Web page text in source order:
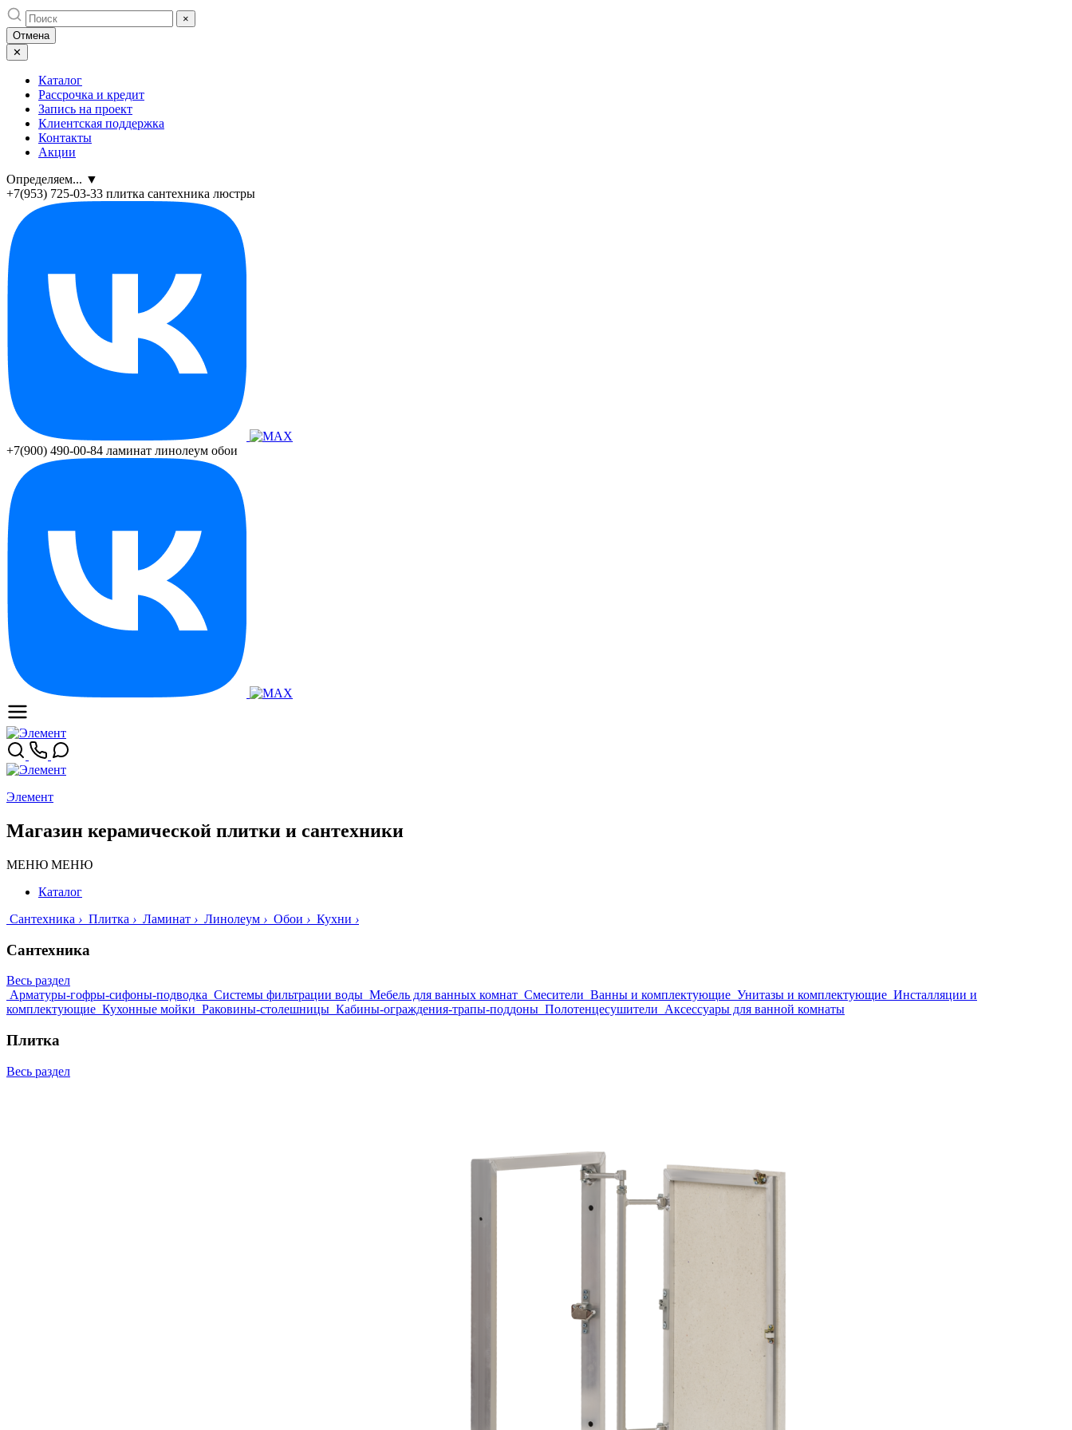
Skip
to
content
×
Отмена
✕
Каталог
Рассрочка и кредит
Запись на проект
Клиентская поддержка
Контакты
Акции
Определяем... ▼
+7(953) 725-03-33 плитка сантехника люстры
+7(900) 490-00-84 ламинат линолеум обои
Элемент
Магазин керамической плитки и сантехники
МЕНЮ МЕНЮ
Каталог
Сантехника › Плитка › Ламинат › Линолеум › Обои › Кухни ›
Сантехника
Весь раздел
Арматуры-гофры-сифоны-подводка Системы фильтрации воды Мебель для ванных комнат Смесители Ванны и комплектующие Унитазы и комплектующие Инсталляции и
комплектующие Кухонные мойки Раковины-столешницы Кабины-ограждения-трапы-поддоны Полотенцесушители Аксессуары для ванной комнаты
Плитка
Весь раздел